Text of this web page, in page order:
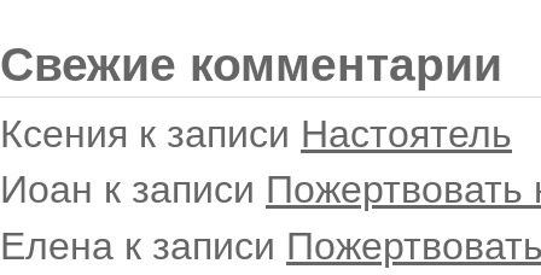
Свежие комментарии
Ксения к записи Настоятель
Иоан к записи Пожертвовать
Елена к записи